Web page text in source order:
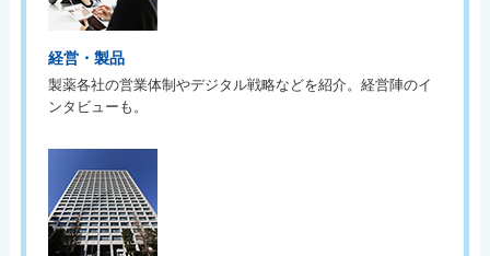
経営・製品
製薬各社の営業体制やデジタル戦略などを紹介。経営陣のイ
ンタビューも。